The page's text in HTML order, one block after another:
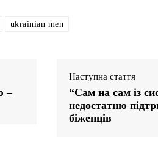
ukrainian men
–
Наступна стаття
“Сам на сам із
недостатню
біженців